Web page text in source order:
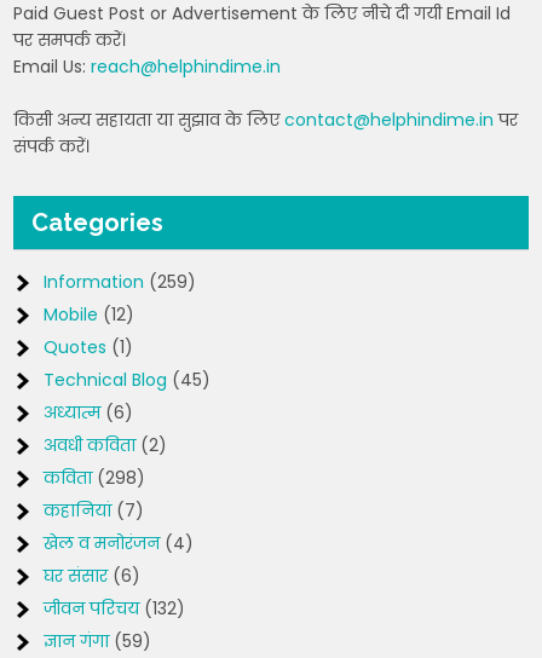
Paid Guest Post or Advertisement के लिए नीचे दी गयी Email Id
पर समपर्क करें।
Email Us:reach@helphindime.in
किसी अन्य सहायता या सुझाव के लिएcontact@helphindime.in पर
संपर्क करें।
Categories
Information (259)
Mobile (12)
Quotes (1)
Technical Blog (45)
अध्यात्म(6)
अवधी कविता(2)
कविता(298)
कहानियां(7)
खेल व मनोरंजन(4)
घर संसार(6)
जीवन परिचय(132)
ज्ञान गंगा(59)